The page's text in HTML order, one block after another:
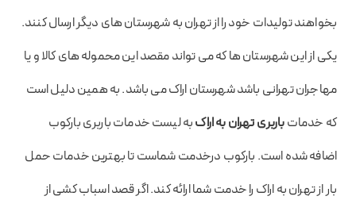
بخواهند تولیدات خود را از تهران به شهرستان های دیگر ارسال کنند.
یکی از این شهرستان ها که می تواند مقصد این محموله های کالا و یا
مهاجران تهرانی باشد شهرستان اراک می باشد. به همین دلیل است
که خدماتباربری تهران به اراکبه لیست خدمات باربری بارکوب
اضافه شده است. بارکوب درخدمت شماست تا بهترین خدمات حمل
بار از تهران به اراک را خدمت شما ارائه کند. اگر قصد اسباب کشی از